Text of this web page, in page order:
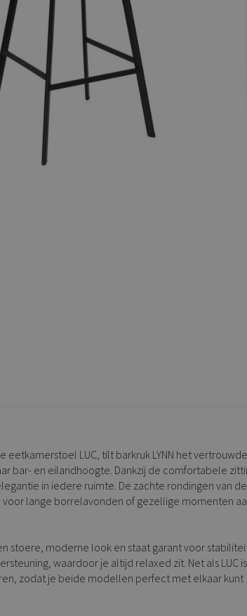
LUC, tilt barkruk LYNN het vertrouwde
bar- en eilandhoogte. Dankzij de comfortabele
in iedere ruimte. De zachte rondingen van
lange borrelavonden of gezellige momenten
stoere, moderne look en staat garant voor
waardoor je altijd relaxed zit. Net als LUC
zodat je beide modellen perfect met elkaar kunt